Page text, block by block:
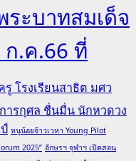
ะบาทสมเด็จ
ก.ค.66 ที่
โรงเรียนสาธิต มศว
ารกุศล ชื่นมื่น นักหวดวง
หนูน้อยจ้าวเวหา Young Pilot
2025” อักษรฯ จุฬาฯ เปิดสอน